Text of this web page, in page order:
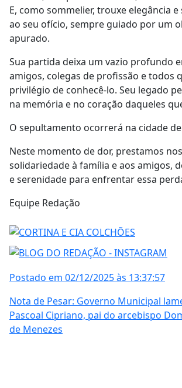
E, como sommelier, trouxe elegância
ao seu ofício, sempre guiado por um
apurado.
Sua partida deixa um vazio profundo
amigos, colegas de profissão e todos
privilégio de conhecê-lo. Seu legado
na memória e no coração daqueles
O sepultamento ocorrerá na cidade de
Neste momento de dor, prestamos
solidariedade à família e aos amigos,
e serenidade para enfrentar essa
Equipe Redação
Postado em 02/12/2025 às 13:37:57
Nota de Pesar: Governo Municipal
Pascoal Cipriano, pai do arcebispo
de Menezes